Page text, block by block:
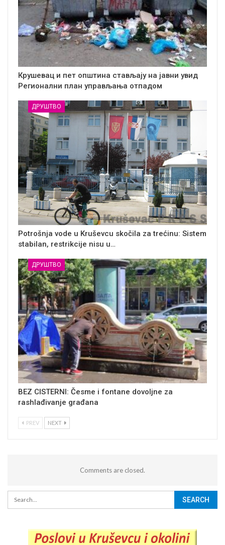
Крушевац и пет општина стављају на јавни увид
Регионални план управљања отпадом
ДРУШТВО
Potrošnja vode u Kruševcu skočila za trećinu: Sistem
stabilan, restrikcije nisu u…
ДРУШТВО
BEZ CISTERNI: Česme i fontane dovoljne za
rashlađivanje građana
PREV NEXT
Comments are closed.